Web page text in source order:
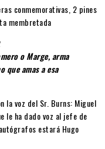
conmemorativas, 2 pines
membretada
o Marge, arma
que amas a esa
la voz del Sr. Burns: Miguel
le ha dado voz al jefe de
estará Hugo